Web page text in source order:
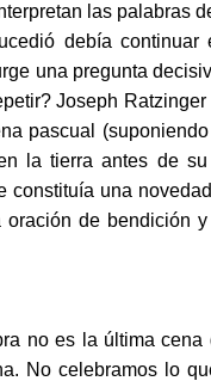
las palabras
debía continuar
una pregunta
Joseph
pascual
la tierra antes de
constituía una
de bendición
no es la última cena
No celebramos lo